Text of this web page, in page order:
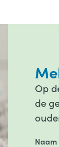
Op
de
Naam